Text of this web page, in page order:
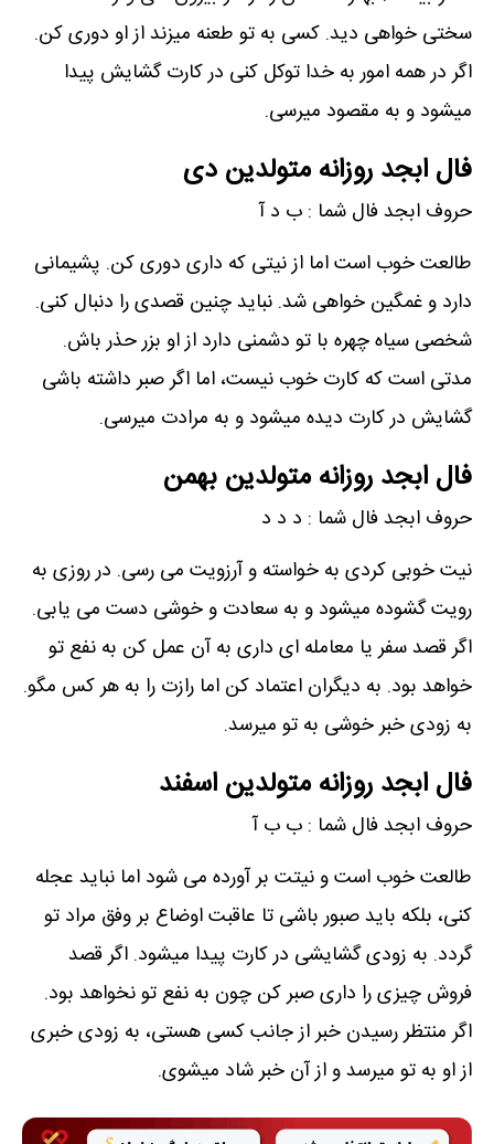
سختی خواهی دید. کسی به تو طعنه میزند از او دوری کن.
اگر در همه امور به خدا توکل کنی در کارت گشایش پیدا
میشود و به مقصود میرسی.
فال ابجد روزانه متولدین دی
حروف ابجد فال شما : ب د آ
طالعت خوب است اما از نیتی که داری دوری کن. پشیمانی
دارد و غمگین خواهی شد. نباید چنین قصدی را دنبال کنی.
شخصی سیاه چهره با تو دشمنی دارد از او بزر حذر باش.
مدتی است که کارت خوب نیست، اما اگر صبر داشته باشی
گشایش در کارت دیده میشود و به مرادت میرسی.
فال ابجد روزانه متولدین بهمن
حروف ابجد فال شما : د د د
نیت خوبی کردی به خواسته و آرزویت می رسی. در روزی به
رویت گشوده میشود و به سعادت و خوشی دست می یابی.
اگر قصد سفر یا معامله ای داری به آن عمل کن به نفع تو
خواهد بود. به دیگران اعتماد کن اما رازت را به هر کس مگو.
به زودی خبر خوشی به تو میرسد.
فال ابجد روزانه متولدین اسفند
حروف ابجد فال شما : ب ب آ
طالعت خوب است و نیتت بر آورده می شود اما نباید عجله
کنی، بلکه باید صبور باشی تا عاقبت اوضاع بر وفق مراد تو
گردد. به زودی گشایشی در کارت پیدا میشود. اگر قصد
فروش چیزی را داری صبر کن چون به نفع تو نخواهد بود.
اگر منتظر رسیدن خبر از جانب کسی هستی، به زودی خبری
از او به تو میرسد و از آن خبر شاد میشوی.